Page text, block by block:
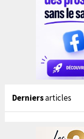
Derniersarticles